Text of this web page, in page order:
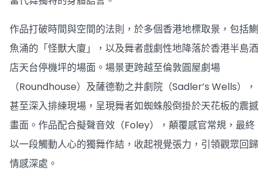
作品打破時間與空間的法則，於多個香港地標取景，包括鰂
魚涌的「怪獸大廈」，以及舞者戲劇性地降落於香港半島酒
店天台停機坪的場面。場景更跨越至倫敦圓屋劇場
（Roundhouse）及薩德勒之井劇院（Sadler’s Wells），
甚至深入排練現場，呈現舞者如蜘蛛般倒掛於天花板的震撼
畫面。作品配合擬聲音效（Foley），顛覆感官常規，最終
以一段觸動人心的獨舞作結，收起視覺張力，引領觀眾回歸
情感深處。